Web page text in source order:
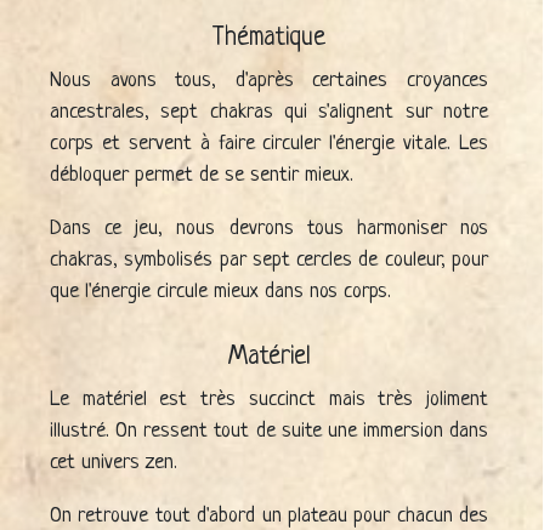
Thématique
Nous avons tous, d'après certaines croyances
ancestrales, sept chakras qui s'alignent sur notre
corps et servent à faire circuler l'énergie vitale. Les
débloquer permet de se sentir mieux.
Dans ce jeu, nous devrons tous harmoniser nos
chakras, symbolisés par sept cercles de couleur, pour
que l'énergie circule mieux dans nos corps.
Matériel
Le matériel est très succinct mais très joliment
illustré. On ressent tout de suite une immersion dans
cet univers zen.
On retrouve tout d'abord un plateau pour chacun des